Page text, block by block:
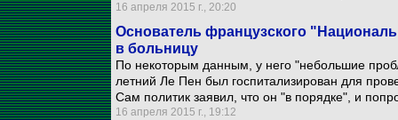
16 апреля 2015 г., 20:20
Основатель французского
в больницу
По некоторым данным, у него "небольшие
летний Ле Пен был госпитализирован для
Сам политик заявил, что он "в порядке", и
16 апреля 2015 г., 19:12